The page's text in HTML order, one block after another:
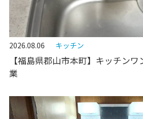
2026.08.06 キッチン
【福島県郡山市本町】キッチン
業